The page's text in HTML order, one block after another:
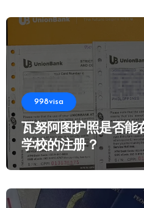
998visa
瓦努阿图护照是否能
学校的注册？